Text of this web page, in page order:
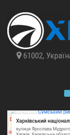
61002,